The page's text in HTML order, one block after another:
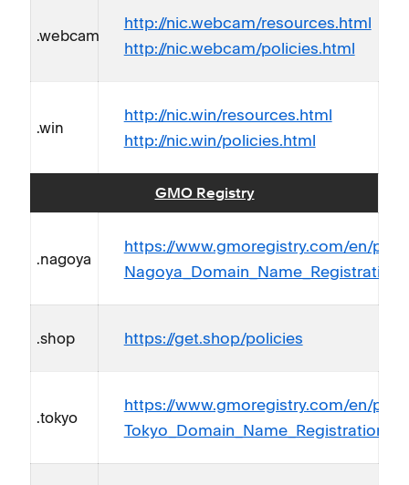
.webcam
http://nic.webcam/resources.html
http://nic.webcam/policies.html
.win
http://nic.win/resources.html
http://nic.win/policies.html
GMO Registry
.nagoya
https://www.gmoregistry.com/en/
.shop https://get.shop/policies
.tokyo
https://www.gmoregistry.com/en/